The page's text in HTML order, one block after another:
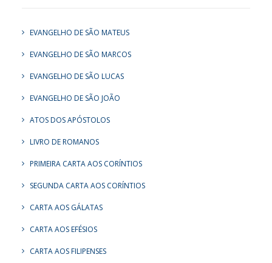
EVANGELHO DE SÃO MATEUS
EVANGELHO DE SÃO MARCOS
EVANGELHO DE SÃO LUCAS
EVANGELHO DE SÃO JOÃO
ATOS DOS APÓSTOLOS
LIVRO DE ROMANOS
PRIMEIRA CARTA AOS CORÍNTIOS
SEGUNDA CARTA AOS CORÍNTIOS
CARTA AOS GÁLATAS
CARTA AOS EFÉSIOS
CARTA AOS FILIPENSES